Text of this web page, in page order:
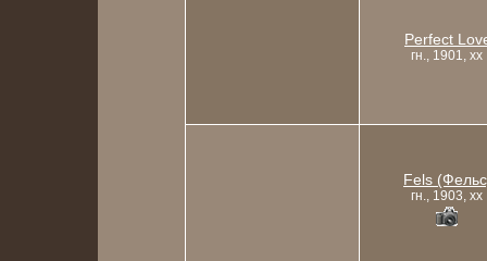
Perfect
гн., 1901, xx
Fels
гн., 1903, xx